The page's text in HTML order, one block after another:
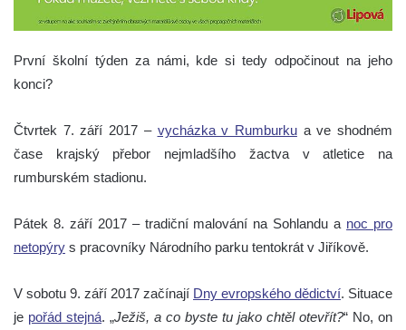
První školní týden za námi, kde si tedy odpočinout na jeho
konci?
Čtvrtek 7. září 2017 – vycházka v Rumburkua ve shodném
čase krajský přebor nejmladšího žactva v atletice na
rumburském stadionu.
Pátek 8. září 2017 – tradiční malování na Sohlandu a noc pro
netopýry s pracovníky Národního parku tentokrát v Jiříkově.
V sobotu 9. září 2017 začínají Dny evropského dědictví. Situace
je pořád stejná. „Ježiš, a co byste tu jako chtěl otevřít?“ No, on